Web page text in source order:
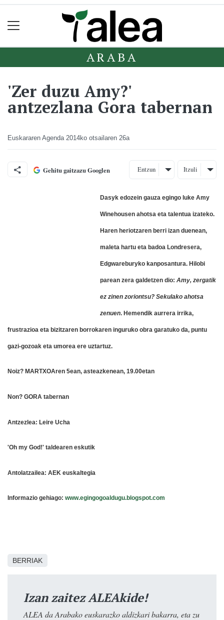
ARABA
'Zer duzu Amy?'
antzezlana Gora tabernan
Euskararen Agenda 2014ko otsailaren 26a
Gehitu gaitzazu Googlen Entzun Itzuli
Dasyk edozein gauza egingo luke Amy
Winehousen ahotsa eta talentua izateko.
Haren heriotzaren berri izan duenean,
maleta hartu eta badoa Londresera,
Edgwareburyko kanposantura. Hilobi
parean zera galdetzen dio: Amy, zergatik
ez zinen zoriontsu? Sekulako ahotsa
zenuen. Hemendik aurrera irrika,
frustrazioa eta bizitzaren borrokaren inguruko obra garatuko da, puntu
gazi-gozoak eta umorea ere uztartuz.
Noiz? MARTXOAren 5ean, asteazkenean, 19.00etan
Non? GORA tabernan
Antzezlea: Leire Ucha
'Oh my God!' taldearen eskutik
Antolatzailea: AEK euskaltegia
Informazio gehiago: www.egingogoaldugu.blogspot.com
BERRIAK
Izan zaitez ALEAkide!
ALEA da Arabako euskarazko aldizkari bakarra, eta zu